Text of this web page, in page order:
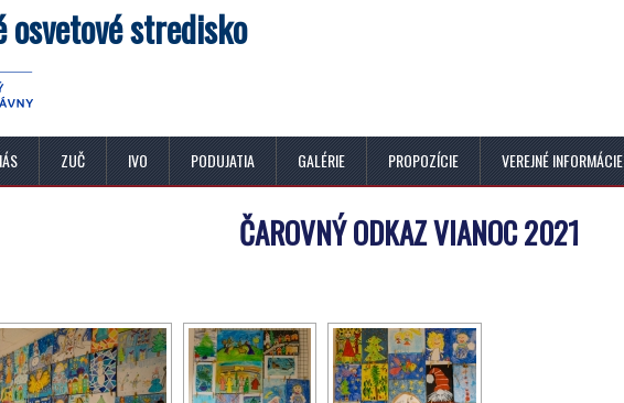
osvetové stredisko
ZUČ IVO PODUJATIA GALÉRIE PROPOZÍCIE VEREJNÉ INFORMÁCIE
ČAROVNÝ ODKAZ VIANOC 2021